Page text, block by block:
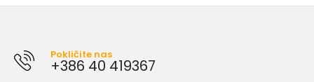
Pokličite nas
+386 40 419367